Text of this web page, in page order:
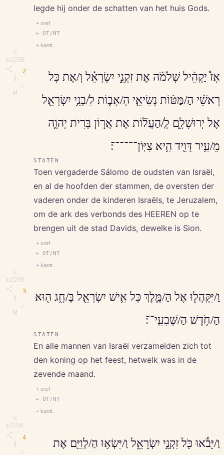
⎘
\u229E
M
legde hij onder de schatten van het huis Gods.
+ xref
↔ OT/NT
+ kantt.
2
⎘
\u229E
M
אָז֩ יַקְהֵ֨יל שְׁלֹמֹ֜ה אֶת זִקְנֵ֣י יִשְׂרָאֵ֗ל וְ/אֶת כָּל
רָאשֵׁ֨י הַ/מַּטּ֜וֹת נְשִׂיאֵ֧י הָ/אָב֛וֹת לִ/בְנֵ֥י יִשְׂרָאֵ֖ל
אֶל יְרוּשָׁלִָ֑ם לְֽ/הַעֲל֞וֹת אֶת אֲר֧וֹן בְּרִית יְהוָ֛ה
מֵ/עִ֥יר דָּוִ֖יד הִ֥יא צִיּֽוֹן־־־־־־׃
STATEN
Toen vergaderde Sálomo de oudsten van Israël,
en al de hoofden der stammen, de oversten der
vaderen onder de kinderen Israëls, te Jeruzalem,
om de ark des verbonds des HEEREN op te
brengen uit de stad Davids, dewelke is Sion.
+ xref
↔ OT/NT
+ kantt.
3
⎘
\u229E
וַ/יִּקָּהֲל֧וּ אֶל הַ/מֶּ֛לֶךְ כָּל אִ֥ישׁ יִשְׂרָאֵ֖ל בֶּ/חָ֑ג ה֖וּא
הַ/חֹ֥דֶשׁ הַ/שְּׁבִעִֽי־־׃
STATEN
En alle mannen van Israël verzamelden zich tot
den koning op het feest, hetwelk was in de
zevende maand.
+ xref
↔ OT/NT
+ kantt.
4
וַ/יָּבֹ֕אוּ כֹּ֖ל זִקְנֵ֣י יִשְׂרָאֵ֑ל וַ/יִּשְׂא֥וּ הַ/לְוִיִּ֖ם אֶת